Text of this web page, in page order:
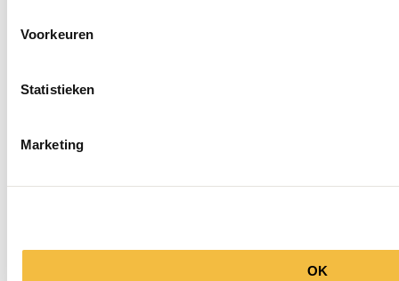
Voorkeuren
Statistieken
Marketing
OK
en blijf altijd op de hoogte!
Inschrijven